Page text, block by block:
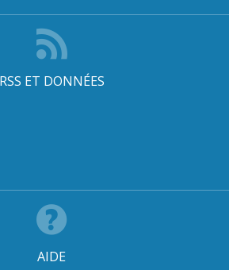
RSS ET DONNÉES
AIDE